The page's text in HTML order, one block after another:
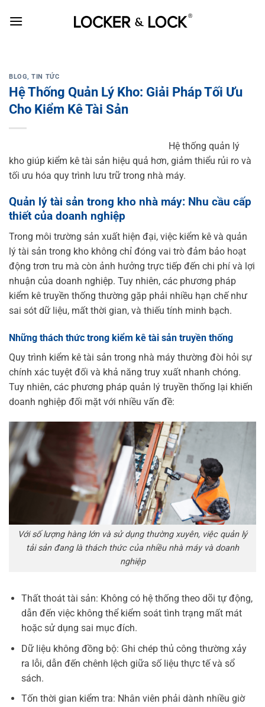
BLOG,TIN TỨC
Hệ Thống Quản Lý Kho: Giải Pháp Tối Ưu
Cho Kiểm Kê Tài Sản
Hệ thống quản lý
kho giúp kiểm kê tài sản hiệu quả hơn, giảm thiểu rủi ro và
tối ưu hóa quy trình lưu trữ trong nhà máy.
Quản lý tài sản trong kho nhà máy: Nhu cầu cấp
thiết của doanh nghiệp
Trong môi trường sản xuất hiện đại, việc kiểm kê và quản
lý tài sản trong kho không chỉ đóng vai trò đảm bảo hoạt
động trơn tru mà còn ảnh hưởng trực tiếp đến chi phí và lợi
nhuận của doanh nghiệp. Tuy nhiên, các phương pháp
kiểm kê truyền thống thường gặp phải nhiều hạn chế như
sai sót dữ liệu, mất thời gian, và thiếu tính minh bạch.
Những thách thức trong kiểm kê tài sản truyền thống
Quy trình kiểm kê tài sản trong nhà máy thường đòi hỏi sự
chính xác tuyệt đối và khả năng truy xuất nhanh chóng.
Tuy nhiên, các phương pháp quản lý truyền thống lại khiến
doanh nghiệp đối mặt với nhiều vấn đề:
Với số lượng hàng lớn và sử dụng thường xuyên, việc quản lý
tải sản đang là thách thức của nhiều nhà máy và doanh
nghiệp
Thất thoát tài sản: Không có hệ thống theo dõi tự động,
dẫn đến việc không thể kiểm soát tình trạng mất mát
hoặc sử dụng sai mục đích.
Dữ liệu không đồng bộ: Ghi chép thủ công thường xảy
ra lỗi, dẫn đến chênh lệch giữa số liệu thực tế và sổ
sách.
Tốn thời gian kiểm tra: Nhân viên phải dành nhiều giờ